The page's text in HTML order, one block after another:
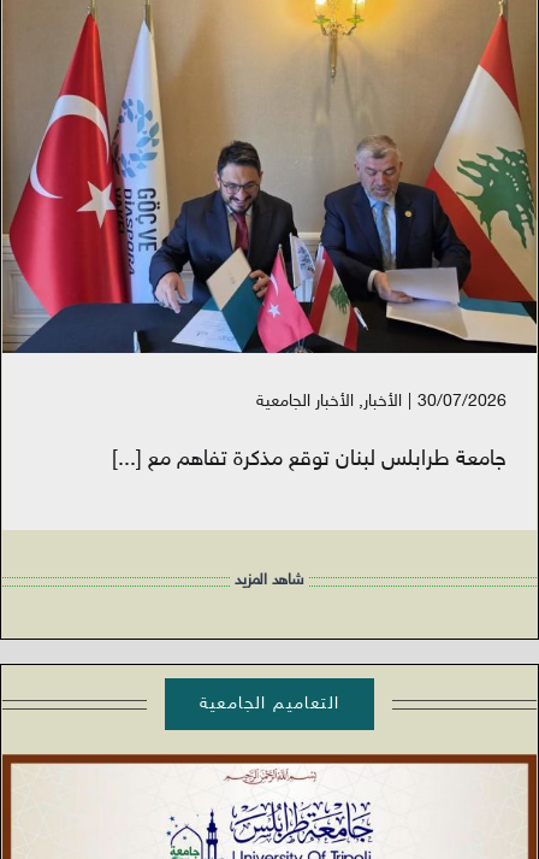
30/07/2026 الأخبار, الأخبار الجامعية
جامعة طرابلس لبنان توقع مذكرة تفاهم مع [...]
شاهد المزيد
التعاميم الجامعية